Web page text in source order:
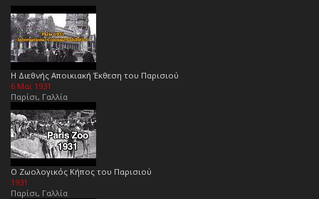
Η Διεθνής Αποικιακή Έκθεση του Παρισιού
6 Μαϊ 1931
Παρίσι, Γαλλία
Ο Ζωολογικός Κήπος του Παρισιού
1931
Παρίσι, Γαλλία